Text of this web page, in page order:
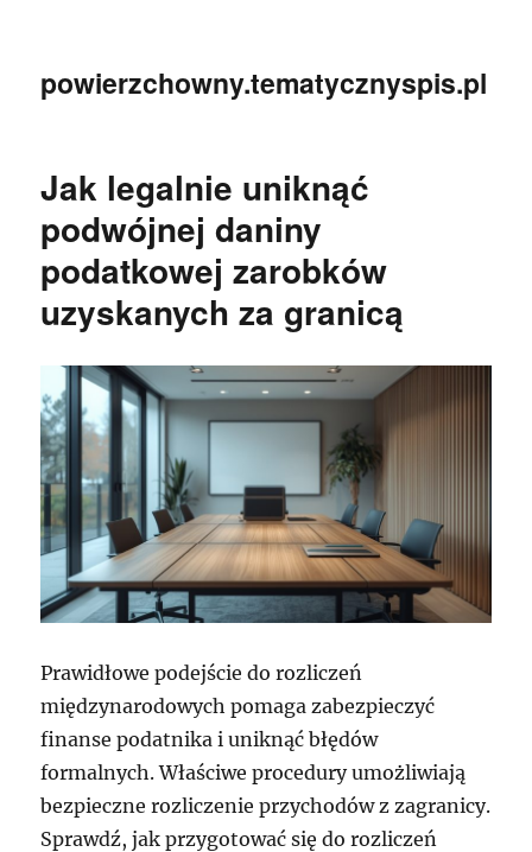
powierzchowny.tematycznyspis.pl
Jak legalnie uniknąć
podwójnej daniny
podatkowej zarobków
uzyskanych za granicą
Prawidłowe podejście do rozliczeń
międzynarodowych pomaga zabezpieczyć
finanse podatnika i uniknąć błędów
formalnych. Właściwe procedury umożliwiają
bezpieczne rozliczenie przychodów z zagranicy.
Sprawdź, jak przygotować się do rozliczeń